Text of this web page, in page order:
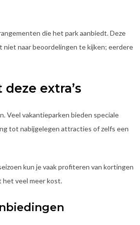
die het park aanbiedt. Deze
naar beoordelingen te kijken; eerdere
extra’s
Veel vakantieparken bieden speciale
tot nabijgelegen attracties of zelfs een
kun je vaak profiteren van kortingen
het veel meer kost.